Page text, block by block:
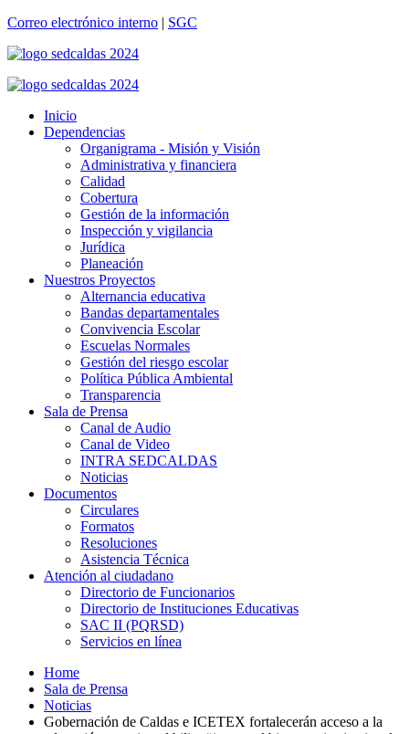
Correo electrónico interno | SGC
Inicio
Dependencias
Organigrama - Misión y Visión
Administrativa y financiera
Calidad
Cobertura
Gestión de la información
Inspección y vigilancia
Jurídica
Planeación
Nuestros Proyectos
Alternancia educativa
Bandas departamentales
Convivencia Escolar
Escuelas Normales
Gestión del riesgo escolar
Política Pública Ambiental
Transparencia
Sala de Prensa
Canal de Audio
Canal de Video
INTRA SEDCALDAS
Noticias
Documentos
Circulares
Formatos
Resoluciones
Asistencia Técnica
Atención al ciudadano
Directorio de Funcionarios
Directorio de Instituciones Educativas
SAC II (PQRSD)
Servicios en línea
Home
Sala de Prensa
Noticias
Gobernación de Caldas e ICETEX fortalecerán acceso a la